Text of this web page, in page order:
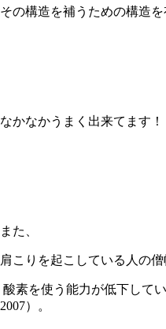
その構造を補うための構造を
なかなかうまく出来てます！
また、
肩こりを起こしている人の僧
酸素を使う能力が低下して
2007）。